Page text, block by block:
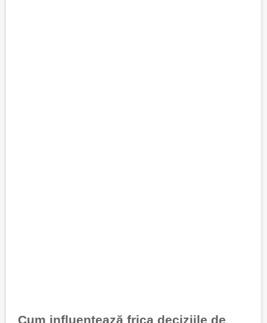
Cum influențează frica deciziile de